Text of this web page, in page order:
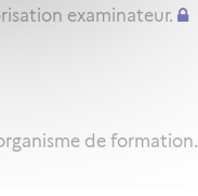
examinateur.
de formation.